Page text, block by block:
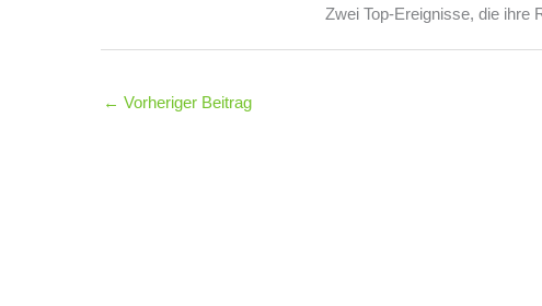
Zwei Top-Ereignisse, die ihre
← Vorheriger Beitrag